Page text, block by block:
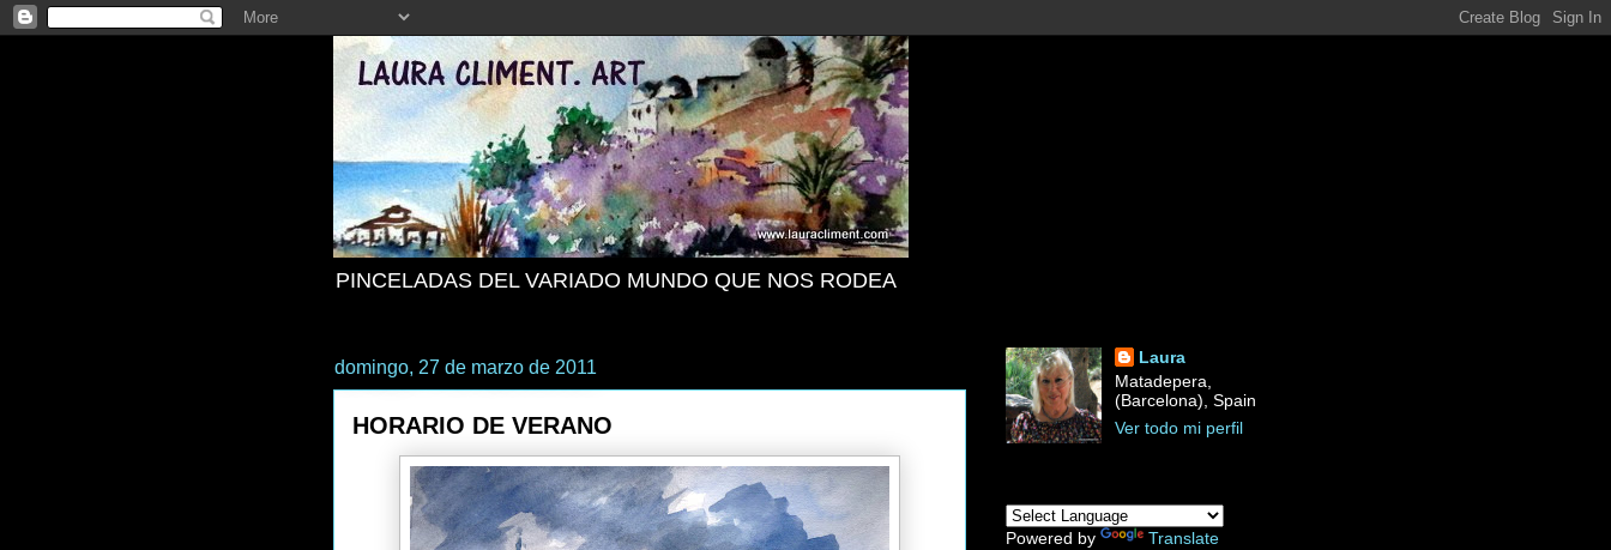
PINCELADAS DEL VARIADO MUNDO QUE NOS RODEA
domingo, 27 de marzo de 2011
HORARIO DE VERANO
Laura
Matadepera,
(Barcelona), Spain
Ver todo mi perfil
Powered by Translate